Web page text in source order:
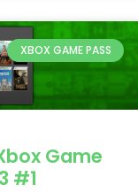
XBOX GAME PASS
Game
#1